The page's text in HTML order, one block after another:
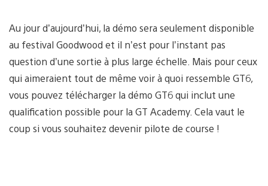
Au jour d’aujourd’hui, la démo sera seulement disponible
au festival Goodwood et il n’est pour l’instant pas
question d’une sortie à plus large échelle. Mais pour ceux
qui aimeraient tout de même voir à quoi ressemble GT6,
vous pouvez télécharger la démo GT6 qui inclut une
qualification possible pour la GT Academy. Cela vaut le
coup si vous souhaitez devenir pilote de course !